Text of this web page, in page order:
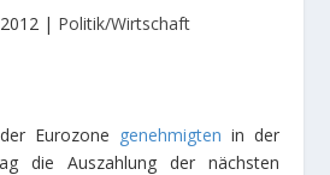
| Politik/Wirtschaft
Eurozone genehmigten in der
die Auszahlung der nächsten